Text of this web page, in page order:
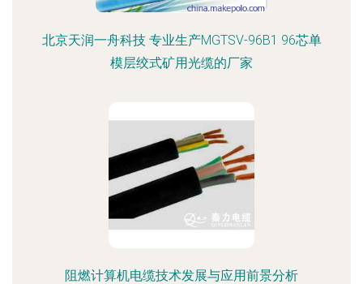
北京天润一舟科技 专业生产MGTSV-96B1 96芯单
模层绞式矿用光缆的厂家
阻燃计算机电缆技术发展与应用前景分析